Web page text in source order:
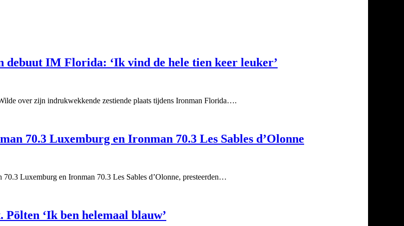
debuut IM Florida: ‘Ik vind de hele tien keer leuker’
over zijn indrukwekkende zestiende plaats tijdens Ironman Florida….
70.3 Luxemburg en Ironman 70.3 Les Sables d’Olonne
70.3 Luxemburg en Ironman 70.3 Les Sables d’Olonne, presteerden…
‘Ik ben helemaal blauw’